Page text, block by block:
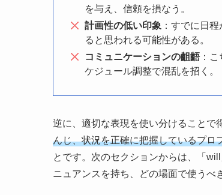
を与え、信頼を損なう。
計画性の低い印象 ：すでに日
ると思われる可能性がある。
コミュニケーションの齟齬：こ
ケジュール調整で混乱を招く。
逆に、適切な表現を使い分けることで
んじ、状況を正確に把握しているプロ
とです。次のセクションからは、「
ニュアンスを持ち、どの場面で使うべ